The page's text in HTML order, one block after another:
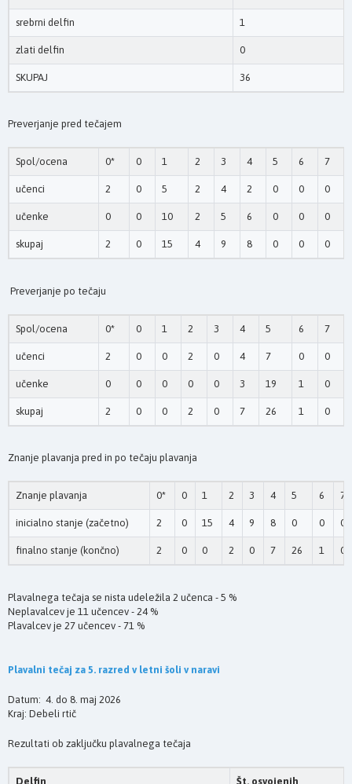
srebrni delfin 1
zlati delfin 0
SKUPAJ 36
Preverjanje pred tečajem
Spol/ocena 0* 0 1 2 3 4 5 6 7
učenci 2 0 5 2 4 2 0 0 0
učenke 0 0 10 2 5 6 0 0 0
skupaj 2 0 15 4 9 8 0 0 0
Preverjanje po tečaju
Spol/ocena 0* 0 1 2 3 4 5 6 7
učenci 2 0 0 2 0 4 7 0 0
učenke 0 0 0 0 0 3 19 1 0
skupaj 2 0 0 2 0 7 26 1 0
Znanje plavanja pred in po tečaju plavanja
Znanje plavanja 0* 0 1 2 3 4 5 6 7
inicialno stanje (začetno) 2 0 15 4 9 8 0 0 0
finalno stanje (končno) 2 0 0 2 0 7 26 1 0
Plavalnega tečaja se nista udeležila 2 učenca - 5 %
Neplavalcev je 11 učencev - 24 %
Plavalcev je 27 učencev - 71 %
Plavalni tečaj za 5. razred v letni šoli v naravi
Datum: 4. do 8. maj 2026
Kraj: Debeli rtič
Rezultati ob zaključku plavalnega tečaja
Delfin Št. osvojenih